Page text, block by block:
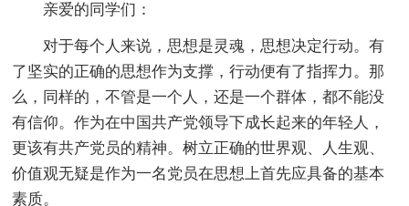
亲爱的同学们：
对于每个人来说，思想是灵魂，思想决定行动。有
了坚实的正确的思想作为支撑，行动便有了指挥力。那
么，同样的，不管是一个人，还是一个群体，都不能没
有信仰。作为在中国共产党领导下成长起来的年轻人，
更该有共产党员的精神。树立正确的世界观、人生观、
价值观无疑是作为一名党员在思想上首先应具备的基本
素质。